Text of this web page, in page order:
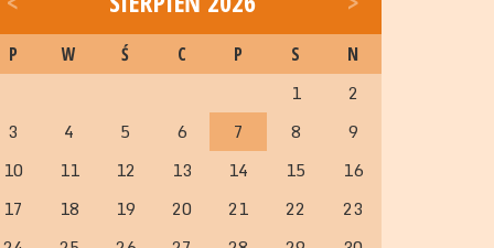
P W Ś C P S N
1
2
3
4 5 6 7 8
9
10
11 12 13 14 15
16
17
18 19 20 21 22
23